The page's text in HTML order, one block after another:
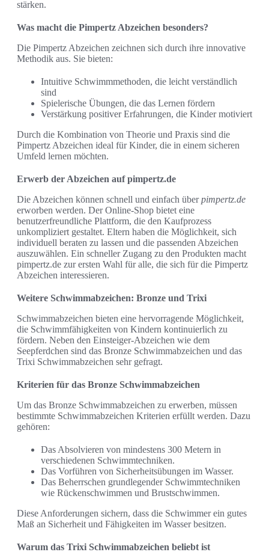
stärken.
Was macht die Pimpertz Abzeichen besonders?
Die Pimpertz Abzeichen zeichnen sich durch ihre innovative
Methodik aus. Sie bieten:
Intuitive Schwimmmethoden, die leicht verständlich
sind
Spielerische Übungen, die das Lernen fördern
Verstärkung positiver Erfahrungen, die Kinder motiviert
Durch die Kombination von Theorie und Praxis sind die
Pimpertz Abzeichen ideal für Kinder, die in einem sicheren
Umfeld lernen möchten.
Erwerb der Abzeichen auf pimpertz.de
Die Abzeichen können schnell und einfach überpimpertz.de
erworben werden. Der Online-Shop bietet eine
benutzerfreundliche Plattform, die den Kaufprozess
unkompliziert gestaltet. Eltern haben die Möglichkeit, sich
individuell beraten zu lassen und die passenden Abzeichen
auszuwählen. Ein schneller Zugang zu den Produkten macht
pimpertz.de zur ersten Wahl für alle, die sich für die Pimpertz
Abzeichen interessieren.
Weitere Schwimmabzeichen: Bronze und Trixi
Schwimmabzeichen bieten eine hervorragende Möglichkeit,
die Schwimmfähigkeiten von Kindern kontinuierlich zu
fördern. Neben den Einsteiger-Abzeichen wie dem
Seepferdchen sind das Bronze Schwimmabzeichen und das
Trixi Schwimmabzeichen sehr gefragt.
Kriterien für das Bronze Schwimmabzeichen
Um das Bronze Schwimmabzeichen zu erwerben, müssen
bestimmte Schwimmabzeichen Kriterien erfüllt werden. Dazu
gehören:
Das Absolvieren von mindestens 300 Metern in
verschiedenen Schwimmtechniken.
Das Vorführen von Sicherheitsübungen im Wasser.
Das Beherrschen grundlegender Schwimmtechniken
wie Rückenschwimmen und Brustschwimmen.
Diese Anforderungen sichern, dass die Schwimmer ein gutes
Maß an Sicherheit und Fähigkeiten im Wasser besitzen.
Warum das Trixi Schwimmabzeichen beliebt ist